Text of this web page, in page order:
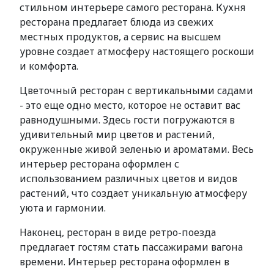
стильном интерьере самого ресторана. Кухня
ресторана предлагает блюда из свежих
местных продуктов, а сервис на высшем
уровне создает атмосферу настоящего роскоши
и комфорта.
Цветочный ресторан с вертикальными садами
- это еще одно место, которое не оставит вас
равнодушными. Здесь гости погружаются в
удивительный мир цветов и растений,
окруженные живой зеленью и ароматами. Весь
интерьер ресторана оформлен с
использованием различных цветов и видов
растений, что создает уникальную атмосферу
уюта и гармонии.
Наконец, ресторан в виде ретро-поезда
предлагает гостям стать пассажирами вагона
времени. Интерьер ресторана оформлен в